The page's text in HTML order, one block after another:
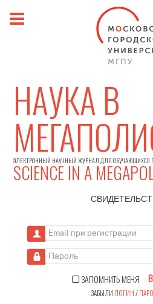
НАУКА В
ЭЛЕКТРОННЫЙ НАУЧНЫЙ ЖУРНАЛ ДЛЯ ОБУЧАЮЩИХСЯ
SCIENCE IN A
Email при регистрации
Пароль
ЗАПОМНИТЬ МЕНЯ
ЗАБЫЛИ ЛОГИН/